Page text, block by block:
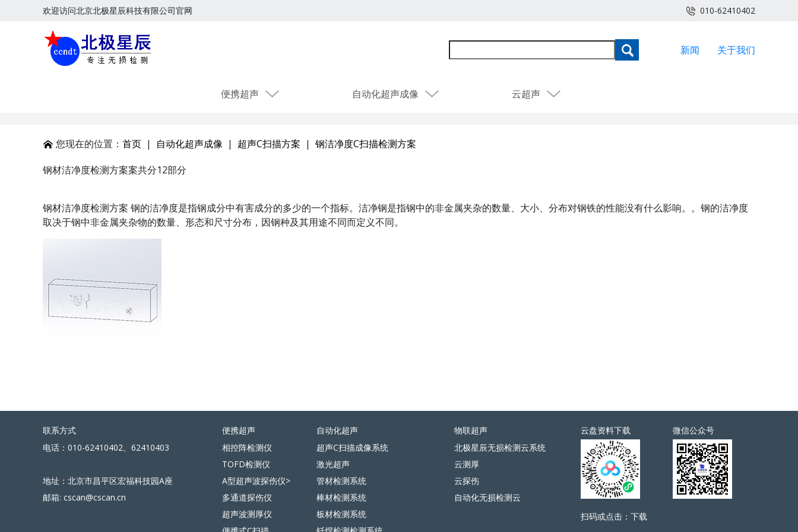
欢迎访问北京北极星辰科技有限公司官网 010-62410402
新闻 关于我们
便携超声 自动化超声成像 云超声
您现在的位置： 首页 | 自动化超声成像 | 超声C扫描方案 | 钢洁净度C扫描检测方案
钢材洁净度检测方案案共分12部分
钢材洁净度检测方案 钢的洁净度是指钢成分中有害成分的多少的一个指标。洁净钢是指钢中的非金属夹杂的数量、大小、分布对钢铁的性能没有什么影响。。钢的洁净度
取决于钢中非金属夹杂物的数量、形态和尺寸分布，因钢种及其用途不同而定义不同。
联系方式 便携超声 自动化超声 物联超声 云盘资料下载 微信公众号
电话：010-62410402、62410403
地址：北京市昌平区宏福科技园A座
邮箱: cscan@cscan.cn
相控阵检测仪
TOFD检测仪
A型超声波探伤仪>
多通道探伤仪
超声波测厚仪
超声C扫描成像系统
激光超声
管材检测系统
棒材检测系统
板材检测系统
北极星辰无损检测云系统
云测厚
云探伤
自动化无损检测云
扫码或点击：下载